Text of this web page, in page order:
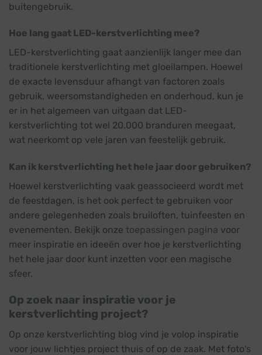
buitengebruik.
Hoe lang gaat LED-kerstverlichting mee?
LED-kerstverlichting gaat aanzienlijk langer mee dan
traditionele kerstverlichting met gloeilampen. Hoewel
de exacte levensduur afhangt van factoren zoals
gebruik, weersomstandigheden en onderhoud, kun je
er in het algemeen van uitgaan dat LED-
kerstverlichting tot wel 20.000 branduren meegaat,
wat neerkomt op vele jaren van feestelijk gebruik.
Kan ik kerstverlichting het hele jaar door gebruiken?
Hoewel kerstverlichting vaak geassocieerd wordt met
de feestdagen, is het ook perfect te gebruiken voor
andere gelegenheden zoals bruiloften, tuinfeesten en
evenementen. Bekijk onze toepassingen pagina voor
meer inspiratie en ideeën over hoe je kerstverlichting
het hele jaar door kunt inzetten voor een magische
sfeer.
Op zoek naar inspiratie voor je
kerstverlichting project?
Op onze kerstverlichting blog vind je volop inspiratie
voor jouw lichtjes project thuis of op de zaak. Met foto's